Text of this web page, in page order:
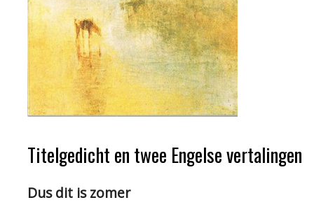
Titelgedicht en twee Engelse vertalingen
Dus dit is zomer